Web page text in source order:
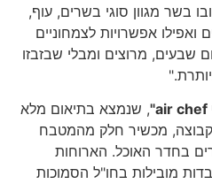
בשר מגוון סוגי בשרים, עוף,
ואפילו אפשרויות לצמחוניים
שבעים, מרוצים ומבלי שבזבזו
air chef
", שנמצא בתיאום מלא
מכשיר חלק מהמטבח
בחדר האוכל. הארוחות
מובילות בחו"ל הסמוכות